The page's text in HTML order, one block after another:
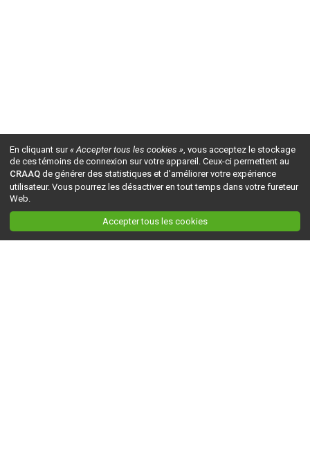
En cliquant sur« Accepter tous les cookies », vous acceptez le stockage
de ces témoins de connexion sur votre appareil. Ceux-ci permettent au
CRAAQ de générer des statistiques et d'améliorer votre expérience
utilisateur. Vous pourrez les désactiver en tout temps dans votre fureteur
Web.
Accepter tous les cookies